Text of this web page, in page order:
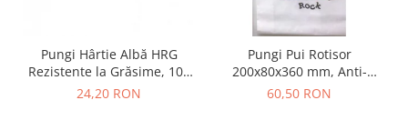
Pungi Hârtie Albă HRG
Rezistente la Grăsime, 100
buc/set
24,20 RON
Pungi Pui Rotisor
200x80x360 mm, Anti-
Grăsime (Greaseproof), Set
60,50 RON